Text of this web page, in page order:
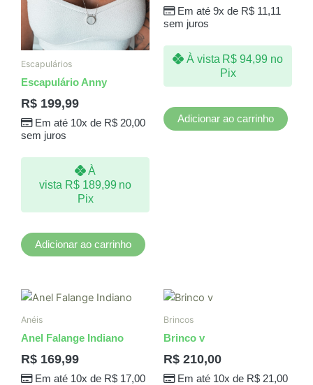
Escapulários
Escapulário Anny
R$ 199,99
Em até 10x de R$20,00
sem juros
À
vista R$189,99 no
Pix
Adicionar ao carrinho
Em até 9x de R$11,11
sem juros
À vista R$ 94,99 no
Pix
Adicionar ao carrinho
Anéis
Anel Falange Indiano
R$ 169,99
Em até 10x de R$17,00
Brincos
Brinco v
R$ 210,00
Em até 10x de R$21,00